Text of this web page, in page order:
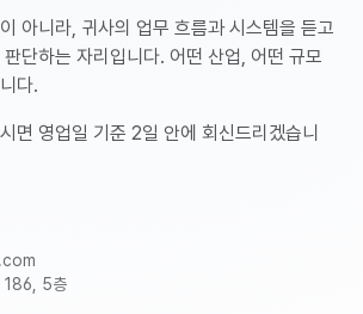
아니라, 귀사의 업무 흐름과 시스템을 듣고
단하는 자리입니다. 어떤 산업, 어떤 규모
다.
면 영업일 기준 2일 안에 회신드리겠습니
186, 5층